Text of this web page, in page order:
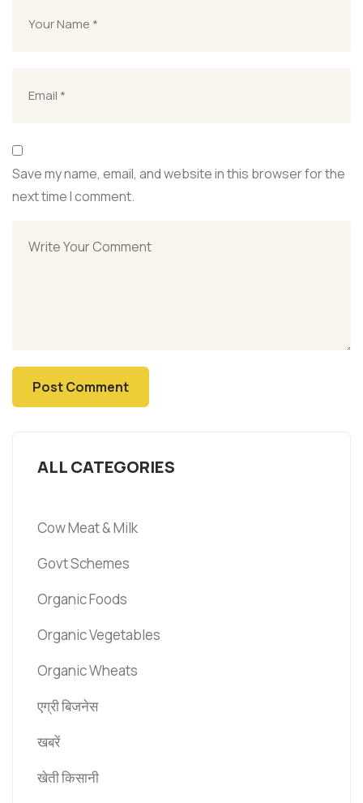
Save my name, email, and website in this browser for the
next time I comment.
ALL CATEGORIES
Cow Meat & Milk
Govt Schemes
Organic Foods
Organic Vegetables
Organic Wheats
एग्री बिजनेस
खबरें
खेती किसानी